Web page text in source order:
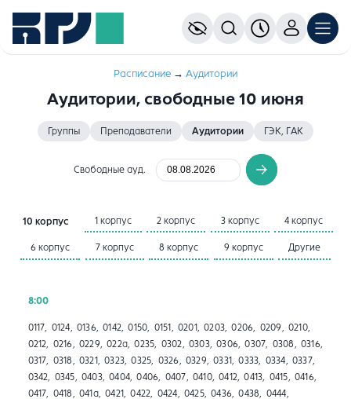
Расписание → Aудитории
Аудитории, свободные 10 июня
Группы Преподаватели Аудитории ГЭК, ГАК
Свободные ауд.
10 корпус 1 корпус 2 корпус 3 корпус 4 корпус
6 корпус 7 корпус 8 корпус 9 корпус Другие
8:00
0117, 0124, 0136, 0142, 0150, 0151, 0201, 0203, 0206, 0209, 0210,
0212, 0216, 0229, 022а, 0235, 0302, 0303, 0306, 0307, 0308, 0316,
0317, 0318, 0321, 0323, 0325, 0326, 0329, 0331, 0333, 0334, 0337,
0342, 0345, 0403, 0404, 0406, 0407, 0410, 0412, 0413, 0415, 0416,
0417, 0418, 041a, 0421, 0422, 0424, 0425, 0436, 0438, 0444,